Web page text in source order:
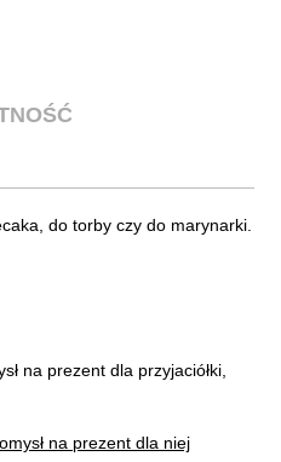
do torby czy do marynarki.
na prezent dla przyjaciółki,
na prezent dla niej